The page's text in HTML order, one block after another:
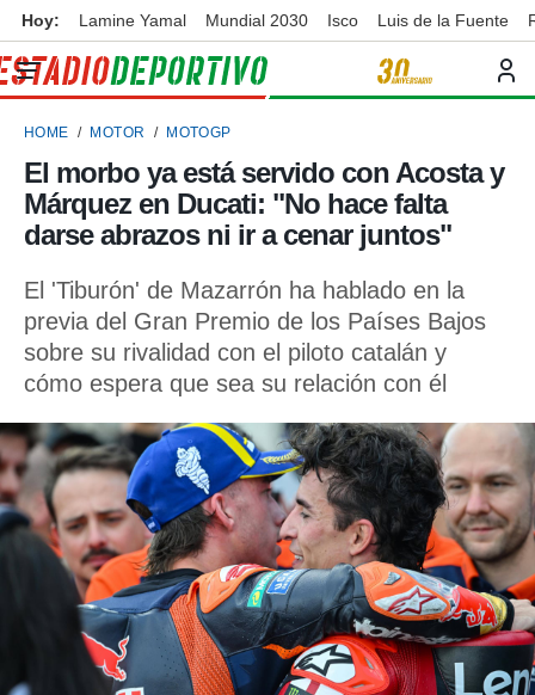
de
por
para
la
que se
calidad.
las
y
forma
digital
basada
permite
ACEPTAR
CONFIGURAR
Hoy: Lamine Yamal Mundial 2030 Isco Luis de la Fuente
HOME MOTOR MOTOGP
El morbo ya está servido con Acosta y
Márquez en Ducati: "No hace falta
darse abrazos ni ir a cenar juntos"
El 'Tiburón' de Mazarrón ha hablado en la
previa del Gran Premio de los Países Bajos
sobre su rivalidad con el piloto catalán y
cómo espera que sea su relación con él